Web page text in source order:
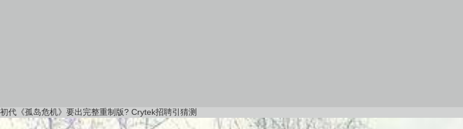
初代《孤岛危机》要出完整重制版? Crytek招聘引猜测